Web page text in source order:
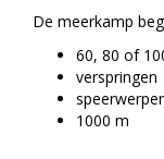
De meerkamp
60, 80 of
verspringen
1000 m